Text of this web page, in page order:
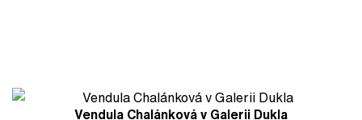
Vendula Chalánková v Galerii Dukla